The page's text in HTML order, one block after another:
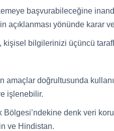
başvurabileceğine
açıklanması yönünde karar
bilgilerinizi üçüncü
amaçlar doğrultusunda
işlenebilir.
Bölgesi’ndekine denk veri
ve Hindistan.